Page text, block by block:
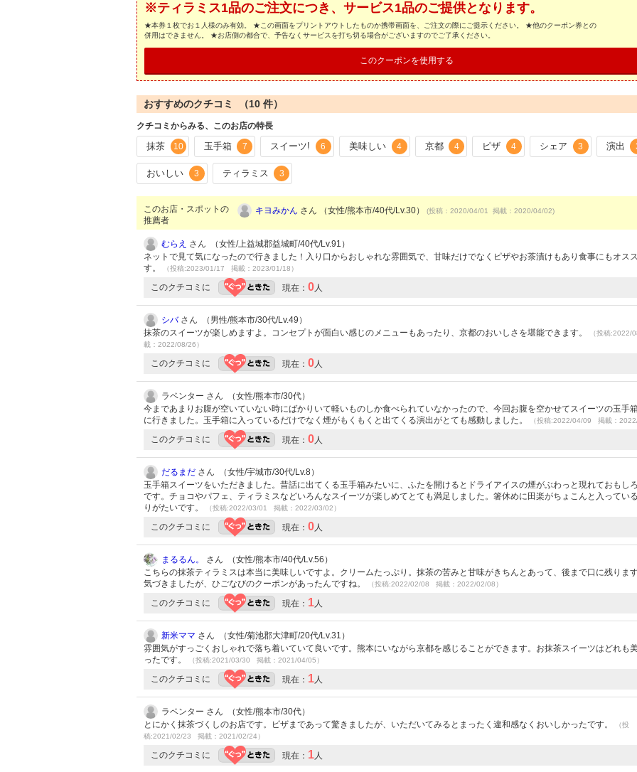
※ティラミス1品のご注文につき、サービス1品のご提供となります。
★本券１枚でお１人様のみ有効。 ★この画面をプリントアウトしたものか携帯画面を、ご注文の際にご提示ください。 ★他のクーポン券との
併用はできません。 ★お店側の都合で、予告なくサービスを打ち切る場合がございますのでご了承ください。
このクーポンを使用する
おすすめのクチコミ （10 件）
クチコミからみる、このお店の特長
抹茶 10 玉手箱 7 スイーツ! 6 美味しい 4 京都 4 ピザ 4 シェア 3 演出
おいしい 3 ティラミス 3
このお店・スポットの
推薦者
キヨみかん さん （女性/熊本市/40代/Lv.30） (投稿：2020/04/01 掲載：2020/04/02)
むらえ さん （女性/上益城郡益城町/40代/Lv.91）
ネットで見て気になったので行きました！入り口からおしゃれな雰囲気で、甘味だけでなくピザやお茶漬けもあり食事にもオス
す。
（投稿:2023/01/17 掲載：2023/01/18）
このクチコミに 現在： 0人
シバさん （男性/熊本市/30代/Lv.49）
抹茶のスイーツが楽しめますよ。コンセプトが面白い感じのメニューもあったり、京都のおいしさを堪能できます。
（投稿
載：2022/08/26）
このクチコミに 現在： 0人
ラベンター さん （女性/熊本市/30代）
今まであまりお腹が空いていない時にばかりいて軽いものしか食べられていなかったので、今回お腹を空かせてスイーツの玉手
に行きました。玉手箱に入っているだけでなく煙がもくもくと出てくる演出がとても感動しました。
（投稿:2022/04/09 掲載：2022/
このクチコミに 現在： 0人
だるまだ さん （女性/宇城市/30代/Lv.8）
玉手箱スイーツをいただきました。昔話に出てくる玉手箱みたいに、ふたを開けるとドライアイスの煙がぶわっと現れておもし
です。チョコやパフェ、ティラミスなどいろんなスイーツが楽しめてとても満足しました。箸休めに田楽がちょこんと入ってい
りがたいです。
（投稿:2022/03/01 掲載：2022/03/02）
このクチコミに 現在： 0人
まるるん。
さん （女性/熊本市/40代/Lv.56）
こちらの抹茶ティラミスは本当に美味しいですよ。クリームたっぷり。抹茶の苦みと甘味がきちんとあって、後まで口に残りま
気づきましたが、ひごなびのクーポンがあったんですね。
（投稿:2022/02/08 掲載：2022/02/08）
このクチコミに 現在： 1人
新米ママ さん （女性/菊池郡大津町/20代/Lv.31）
雰囲気がすっごくおしゃれで落ち着いていて良いです。熊本にいながら京都を感じることができます。お抹茶スイーツはどれも
ったです。
（投稿:2021/03/30 掲載：2021/04/05）
このクチコミに 現在： 1人
ラベンター さん （女性/熊本市/30代）
とにかく抹茶づくしのお店です。ピザまであって驚きましたが、いただいてみるとまったく違和感なくおいしかったです。
（投
稿:2021/02/23 掲載：2021/02/24）
このクチコミに 現在： 1人